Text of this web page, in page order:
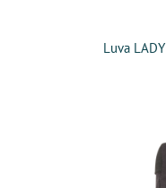
Luva